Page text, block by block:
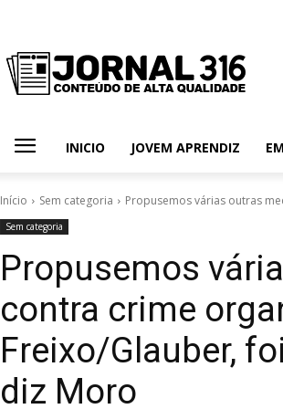
INICIO JOVEM APRENDIZ
Início Sem categoria Propusemos várias outras
Sem categoria
Propusemos
contra crime
Freixo/Glauber,
diz Moro